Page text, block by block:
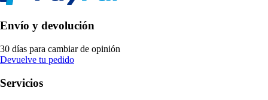
Envío y devolución
30 días para cambiar de opinión
Devuelve tu pedido
Servicios